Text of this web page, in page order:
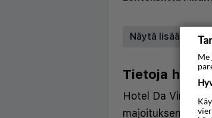
Näytä lisää
Tietoja
Hotel Da Vinci
majoituksen
Me